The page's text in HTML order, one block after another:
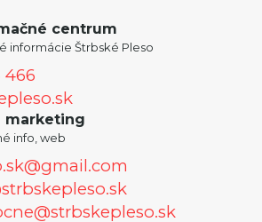
centrum
informácie Štrbské Pleso
466
marketing
info, web